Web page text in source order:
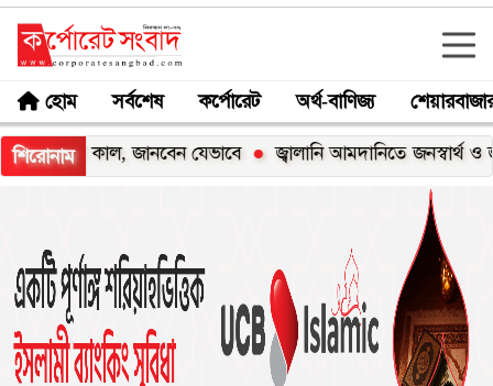
হোম সর্বশেষ কর্পোরেট অর্থ-বাণিজ্য
শিরোনাম
কাল, জানবেন যেভাবে জ্বালানি আমদানিতে জনস্বার্থ ও জ্বালানি